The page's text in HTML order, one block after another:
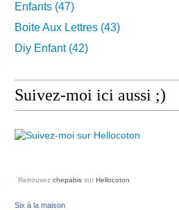
Enfants (47)
Boite Aux Lettres (43)
Diy Enfant(42)
Suivez-moi ici aussi ;)
Retrouvez chepabis sur Hellocoton
Six à la maison